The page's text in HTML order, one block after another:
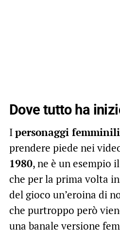
Dove tutto ha
Ipersonaggi femminili
prendere piede nei
1980, ne è un esempio
che per la prima volta
del gioco un’eroina di
che purtroppo però
una banale versione